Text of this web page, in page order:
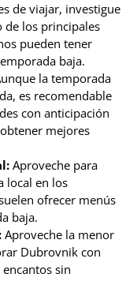
de viajar, investigue
los principales
pueden tener
baja.
la temporada
es recomendable
con anticipación
mejores
Aproveche para
local en los
ofrecer menús
baja.
Aproveche la menor
Dubrovnik con
sin